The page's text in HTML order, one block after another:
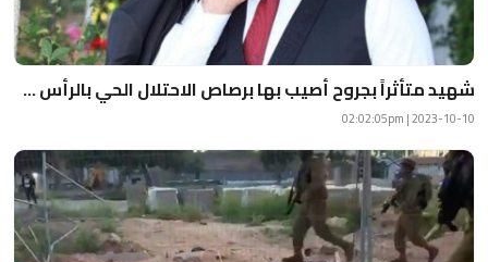
شهيد متأثراً بجروح أصيب بها برصاص الاحتلال الحي بالرأس ...
2023-10-10 | 02:02:05pm